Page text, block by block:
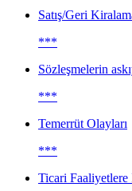
Satış/Geri
***
Sözleşmelerin
***
Temerrüt Olayları
***
Ticari Faaliyetlere